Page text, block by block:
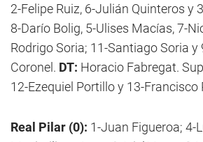
2-Felipe Ruiz, 6-Julián Quinteros y
8-Darío Bolig, 5-Ulises Macías, 7-
Rodrigo Soria; 11-Santiago Soria y
Coronel. DT: Horacio Fabregat.
12-Ezequiel Portillo y 13-Francisco
Real Pilar (0): 1-Juan Figueroa; 4-